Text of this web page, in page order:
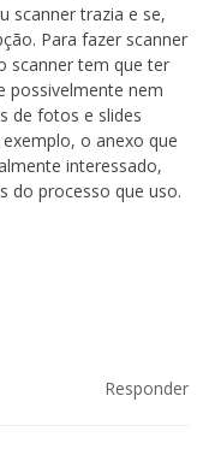
scanner trazia e se,
Para fazer scanner
scanner tem que ter
possivelmente nem
de fotos e slides
o anexo que
interessado,
do processo que uso.
Responder